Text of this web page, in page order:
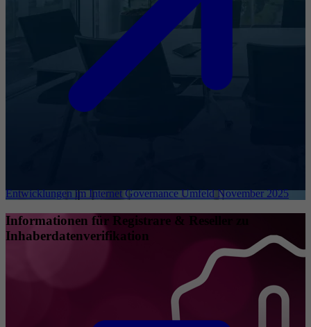
Entwicklungen im Internet Governance Umfeld November 2025
Informationen für Registrare & Reseller zu
Inhaberdatenverifikation